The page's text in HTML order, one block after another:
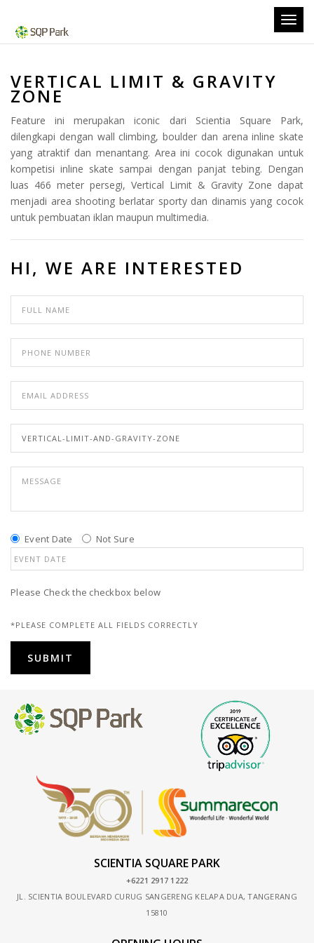
VERTICAL LIMIT & GRAVITY
ZONE
Feature ini merupakan iconic dari Scientia Square Park,
dilengkapi dengan wall climbing, boulder dan arena inline skate
yang atraktif dan menantang. Area ini cocok digunakan untuk
kompetisi inline skate sampai dengan panjat tebing. Dengan
luas 466 meter persegi, Vertical Limit & Gravity Zone dapat
menjadi area shooting berlatar sporty dan dinamis yang cocok
untuk pembuatan iklan maupun multimedia.
HI, WE ARE INTERESTED
Event Date Not Sure
Please Check the checkbox below
*PLEASE COMPLETE ALL FIELDS CORRECTLY
SUBMIT
SCIENTIA SQUARE PARK
+6221 2917 1222
JL. SCIENTIA BOULEVARD CURUG SANGERENG KELAPA DUA, TANGERANG
15810